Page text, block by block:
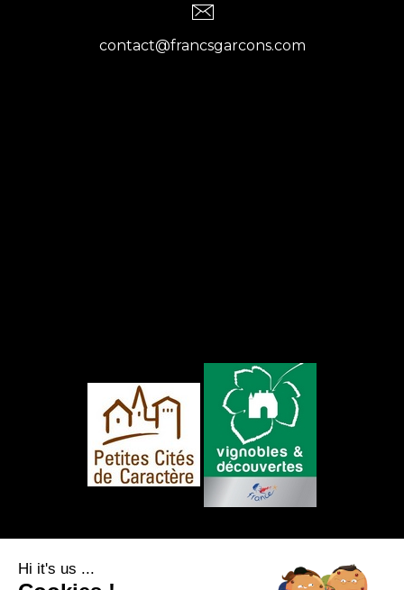
contact@francsgarcons.com
Hi it's us ...